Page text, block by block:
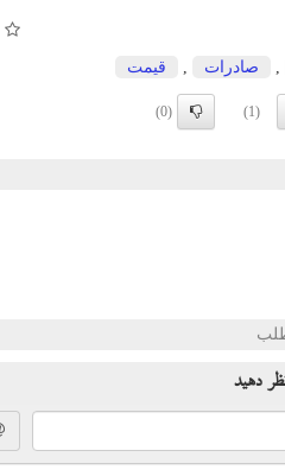
صادرات قیمت
(1)
(0)
دهید